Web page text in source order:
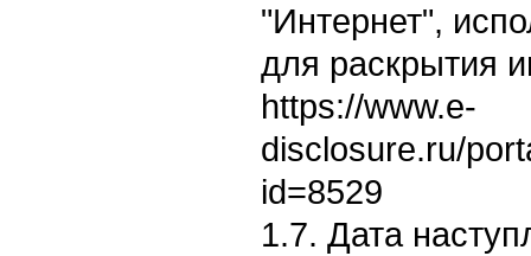
"Интернет",
для раскрытия
https://www.e-
disclosure.ru/
id=8529
1.7. Дата